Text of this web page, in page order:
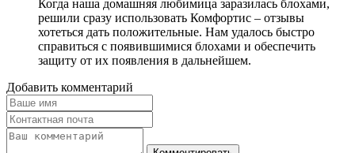
Когда наша домашняя любимица заразилась блохами,
решили сразу использовать Комфортис – отзывы
хотеться дать положительные. Нам удалось быстро
справиться с появившимися блохами и обеспечить
защиту от их появления в дальнейшем.
Добавить комментарий